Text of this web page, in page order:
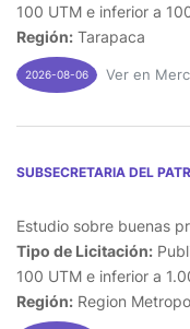
100 UTM e inferior a
Región: Tarapaca
2026-08-06 Ver en
SUBSECRETARIA DEL
Estudio sobre buenas
Tipo de Licitación:
100 UTM e inferior a
Región: Region